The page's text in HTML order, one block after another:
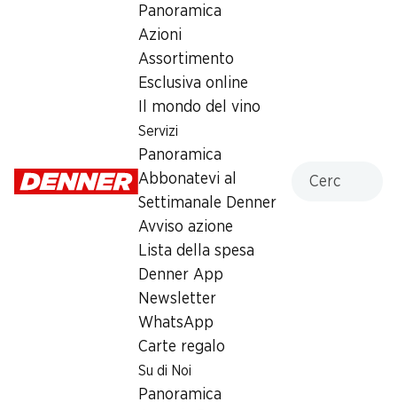
Panoramica
Azioni
Assortimento
Esclusiva online
Il mondo del vino
Servizi
Panoramica
Abbonatevi al
Settimanale Denner
Avviso azione
Lista della spesa
Denner App
Newsletter
WhatsApp
Carte regalo
Su di Noi
Panoramica
Orari di apertura
Lunedì
Orari di apertura speciali